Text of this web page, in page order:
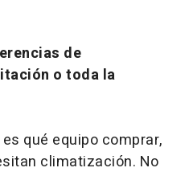
de
o toda la
qué equipo comprar,
climatización. No